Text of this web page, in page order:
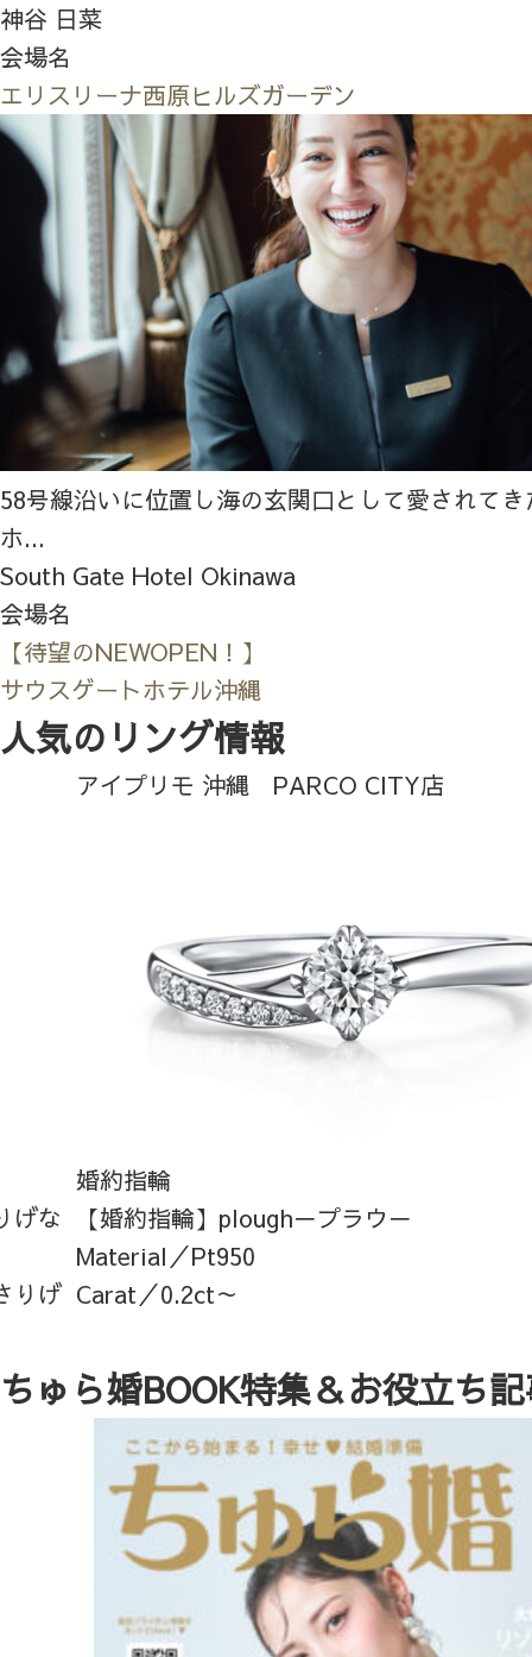
神谷 日菜
会場名
エリスリーナ西原ヒルズガーデン
58号線沿いに位置し海の玄関口として愛されて
ホ...
South Gate Hotel Okinawa
会場名
【待望のNEWOPEN！】
サウスゲートホテル沖縄
人気のリング情報
げな
りげ
アイプリモ 沖縄 PARCO CITY店
婚約指輪
【婚約指輪】plough－プラウ－
Material／Pt950
Carat／0.2ct～
ちゅら婚BOOK特集＆お役立ち